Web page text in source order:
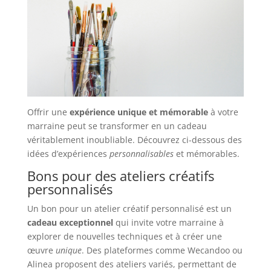
Offrir une expérience unique et mémorableà votre
marraine peut se transformer en un cadeau
véritablement inoubliable. Découvrez ci-dessous des
idées d’expériences personnalisableset mémorables.
Bons pour des ateliers créatifs
personnalisés
Un bon pour un atelier créatif personnalisé est un
cadeau exceptionnelqui invite votre marraine à
explorer de nouvelles techniques et à créer une
œuvre unique. Des plateformes comme Wecandoo ou
Alinea proposent des ateliers variés, permettant de